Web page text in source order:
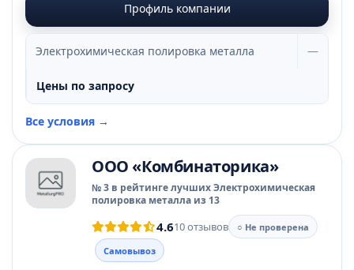
Профиль компании
Электрохимическая полировка металла —
Цены по запросу
Все условия →
ООО «Комбинаторика»
№ 3 в рейтинге лучших Электрохимическая
полировка металла из 13
4.610 отзывов
○ Не проверена
Самовывоз